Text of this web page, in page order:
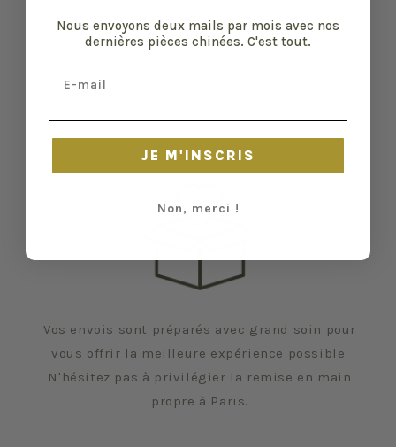
état et leurs défauts sont précisés quand il y
et certaines traces du temps peuvent nous
Vos envois sont préparés avec grand soin pour
vous offrir la meilleure expérience possible.
N'hésitez pas à privilégier la remise en main
propre à Paris.
Nous envoyons deux mails par mois avec nos
dernières pièces chinées. C'est tout.
JE M'INSCRIS
Non, merci !